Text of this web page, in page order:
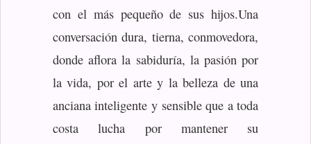
con el más pequeño de sus hijos.Una
conversación dura, tierna, conmovedora,
donde aflora la sabiduría, la pasión por
la vida, por el arte y la belleza de una
anciana inteligente y sensible que a toda
costa lucha por mantener su